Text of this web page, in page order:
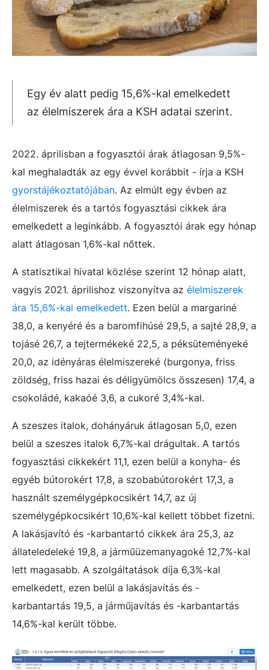
Egy év alatt pedig 15,6%-kal emelkedett
az élelmiszerek ára a KSH adatai szerint.
2022. áprilisban a fogyasztói árak átlagosan 9,5%-
kal meghaladták az egy évvel korábbit - írja a KSH
gyorstájékoztatójában. Az elmúlt egy évben az
élelmiszerek és a tartós fogyasztási cikkek ára
emelkedett a leginkább. A fogyasztói árak egy hónap
alatt átlagosan 1,6%-kal nőttek.
A statisztikai hivatal közlése szerint 12 hónap alatt,
vagyis 2021. áprilishoz viszonyítva az élelmiszerek
ára 15,6%-kal emelkedett. Ezen belül a margariné
38,0, a kenyéré és a baromfihúsé 29,5, a sajté 28,9, a
tojásé 26,7, a tejtermékeké 22,5, a péksüteményeké
20,0, az idényáras élelmiszereké (burgonya, friss
zöldség, friss hazai és déligyümölcs összesen) 17,4, a
csokoládé, kakaóé 3,6, a cukoré 3,4%-kal.
A szeszes italok, dohányáruk átlagosan 5,0, ezen
belül a szeszes italok 6,7%-kal drágultak. A tartós
fogyasztási cikkekért 11,1, ezen belül a konyha- és
egyéb bútorokért 17,8, a szobabútorokért 17,3, a
használt személygépkocsikért 14,7, az új
személygépkocsikért 10,6%-kal kellett többet fizetni.
A lakásjavító és -karbantartó cikkek ára 25,3, az
állateledeleké 19,8, a járműüzemanyagoké 12,7%-kal
lett magasabb. A szolgáltatások díja 6,3%-kal
emelkedett, ezen belül a lakásjavítás és -
karbantartás 19,5, a járműjavítás és -karbantartás
14,6%-kal került többe.